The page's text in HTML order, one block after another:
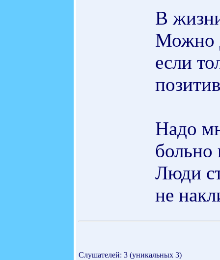
В
Можно
если
Надо
больно
Люди
не
Слушателей: 3 (уникальных 3)